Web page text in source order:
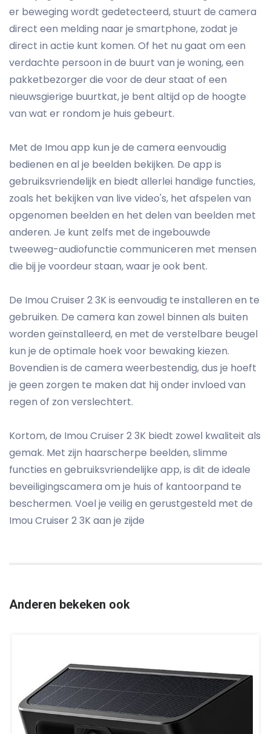
er beweging wordt gedetecteerd, stuurt de camera
direct een melding naar je smartphone, zodat je
direct in actie kunt komen. Of het nu gaat om een
verdachte persoon in de buurt van je woning, een
pakketbezorger die voor de deur staat of een
nieuwsgierige buurtkat, je bent altijd op de hoogte
van wat er rondom je huis gebeurt.
Met de Imou app kun je de camera eenvoudig
bedienen en al je beelden bekijken. De app is
gebruiksvriendelijk en biedt allerlei handige functies,
zoals het bekijken van live video's, het afspelen van
opgenomen beelden en het delen van beelden met
anderen. Je kunt zelfs met de ingebouwde
tweeweg-audiofunctie communiceren met mensen
die bij je voordeur staan, waar je ook bent.
De Imou Cruiser 2 3K is eenvoudig te installeren en te
gebruiken. De camera kan zowel binnen als buiten
worden geïnstalleerd, en met de verstelbare beugel
kun je de optimale hoek voor bewaking kiezen.
Bovendien is de camera weerbestendig, dus je hoeft
je geen zorgen te maken dat hij onder invloed van
regen of zon verslechtert.
Kortom, de Imou Cruiser 2 3K biedt zowel kwaliteit als
gemak. Met zijn haarscherpe beelden, slimme
functies en gebruiksvriendelijke app, is dit de ideale
beveiligingscamera om je huis of kantoorpand te
beschermen. Voel je veilig en gerustgesteld met de
Imou Cruiser 2 3K aan je zijde
Anderen bekeken ook